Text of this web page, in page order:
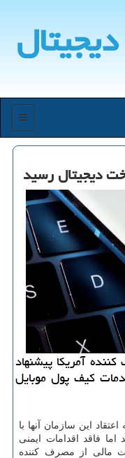
منو
دیجیتال رسید
آمریکا پیشنهاد
کیف پول موبایل
این سازمان آنها با
فاقد اقدامات ایمنی
مالی از مصرف کننده